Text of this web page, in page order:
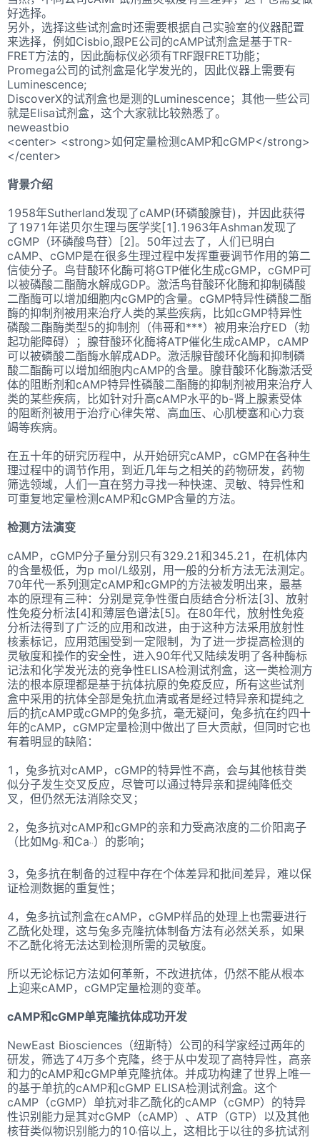
好选择。
另外，选择这些试剂盒时还需要根据自己实验室的仪器配置
来选择，例如Cisbio,跟PE公司的cAMP试剂盒是基于TR-
FRET方法的，因此酶标仪必须有TRF跟FRET功能；
Promega公司的试剂盒是化学发光的，因此仪器上需要有
Luminescence;
DiscoverX的试剂盒也是测的Luminescence；其他一些公司
就是Elisa试剂盒，这个大家就比较熟悉了。
neweastbio
<center> <strong>如何定量检测cAMP和cGMP</strong>
</center>
背景介绍
1958年Sutherland发现了cAMP(环磷酸腺苷)，并因此获得
了1971年诺贝尔生理与医学奖[1].1963年Ashman发现了
cGMP（环磷酸鸟苷）[2]。50年过去了，人们已明白
cAMP、cGMP是在很多生理过程中发挥重要调节作用的第二
信使分子。鸟苷酸环化酶可将GTP催化生成cGMP，cGMP可
以被磷酸二酯酶水解成GDP。激活鸟苷酸环化酶和抑制磷酸
二酯酶可以增加细胞内cGMP的含量。cGMP特异性磷酸二酯
酶的抑制剂被用来治疗人类的某些疾病，比如cGMP特异性
磷酸二酯酶类型5的抑制剂（伟哥和***）被用来治疗ED（勃
起功能障碍）；腺苷酸环化酶将ATP催化生成cAMP，cAMP
可以被磷酸二酯酶水解成ADP。激活腺苷酸环化酶和抑制磷
酸二酯酶可以增加细胞内cAMP的含量。腺苷酸环化酶激活受
体的阻断剂和cAMP特异性磷酸二酯酶的抑制剂被用来治疗人
类的某些疾病，比如针对升高cAMP水平的b-肾上腺素受体
的阻断剂被用于治疗心律失常、 高血压、 心肌梗塞和心力衰
竭等疾病。
在五十年的研究历程中，从开始研究cAMP，cGMP在各种生
理过程中的调节作用，到近几年与之相关的药物研发，药物
筛选领域，人们一直在努力寻找一种快速、灵敏、特异性和
可重复地定量检测cAMP和cGMP含量的方法。
检测方法演变
cAMP，cGMP分子量分别只有329.21和345.21，在机体内
的含量极低，为p mol/L级别，用一般的分析方法无法测定。
70年代一系列测定cAMP和cGMP的方法被发明出来，最基
本的原理有三种：分别是竞争性蛋白质结合分析法[3]、放射
性免疫分析法[4]和薄层色谱法[5]。在80年代，放射性免疫
分析法得到了广泛的应用和改进，由于这种方法采用放射性
核素标记，应用范围受到一定限制，为了进一步提高检测的
灵敏度和操作的安全性，进入90年代又陆续发明了各种酶标
记法和化学发光法的竞争性ELISA检测试剂盒，这一类检测方
法的根本原理都是基于抗体抗原的免疫反应，所有这些试剂
盒中采用的抗体全部是兔抗血清或者是经过特异亲和提纯之
后的抗cAMP或cGMP的兔多抗，毫无疑问，兔多抗在约四十
年的cAMP，cGMP定量检测中做出了巨大贡献，但同时它也
有着明显的缺陷：
1，兔多抗对cAMP，cGMP的特异性不高，会与其他核苷类
似分子发生交叉反应，尽管可以通过特异亲和提纯降低交
叉，但仍然无法消除交叉；
2，兔多抗对cAMP和cGMP的亲和力受高浓度的二价阳离子
（比如Mg 2+ 和Ca 2+ ）的影响；
3，兔多抗在制备的过程中存在个体差异和批间差异，难以保
证检测数据的重复性；
4，兔多抗试剂盒在cAMP，cGMP样品的处理上也需要进行
乙酰化处理，这与兔多克隆抗体制备方法有必然关系，如果
不乙酰化将无法达到检测所需的灵敏度。
所以无论标记方法如何革新，不改进抗体，仍然不能从根本
上迎来cAMP，cGMP定量检测的变革。
cAMP和cGMP单克隆抗体成功开发
NewEast Biosciences（纽斯特）公司的科学家经过两年的
研发，筛选了4万多个克隆，终于从中发现了高特异性，高亲
和力的cAMP和cGMP单克隆抗体。并成功构建了世界上唯一
的基于单抗的cAMP和cGMP ELISA检测试剂盒。这个
cAMP（cGMP）单抗对非乙酰化的cAMP（cGMP）的特异
性识别能力是其对cGMP（cAMP）、ATP（GTP）以及其他
核苷类似物识别能力的108 倍以上，这相比于以往的多抗试剂